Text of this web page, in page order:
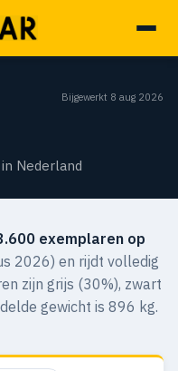
Bijgewerkt 8 aug 2026
Nederland
exemplaren op
2026) en rijdt volledig
zijn grijs (30%), zwart
gewicht is 896 kg.